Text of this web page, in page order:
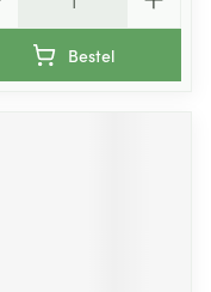
Bestel